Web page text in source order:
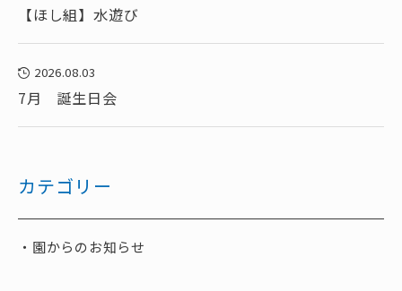
【ほし組】水遊び
2026.08.03
7月 誕生日会
カテゴリー
園からのお知らせ